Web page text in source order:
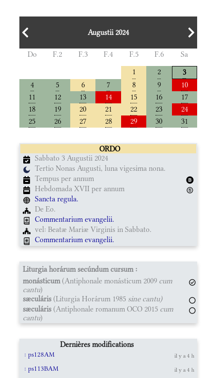
Augustii 2024
Do F.2 F.3 F.4 F.5 F.6
Sa
1
2
3
4
5 6 7 8 9
10
11
12 13 14 15 16
17
18
19 20 21 22 23
24
25
26 27 28 29 30 31
ORDO
Sabbato 3 Augustii 2024
Tertio Nonas Augusti, luna vigesima nona.
Tempus per annum
Hebdomada XVII per annum
Sancta regula.
De Eo.
Commentarium evangelii.
vel: Beatæ Mariæ Virginis in Sabbato.
Commentarium evangelii.
Liturgia horárum secúndum cursum :
monásticum(Antiphonale monásticum 2009 cum
cantu)
sæculáris (Liturgia Horárum 1985 sine cantu)
sæculáris (Antiphonale romanum OCO 2015 cum
cantu)
Dernières modifications
: ps128AM il y a 4 h
: ps113BAM il y a 4 h